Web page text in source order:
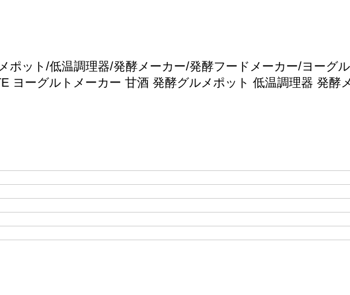
ポット/低温調理器/発酵メーカー/発酵フードメーカー/ヨーグ
ヨーグルトメーカー 甘酒 発酵グルメポット 低温調理器 発酵